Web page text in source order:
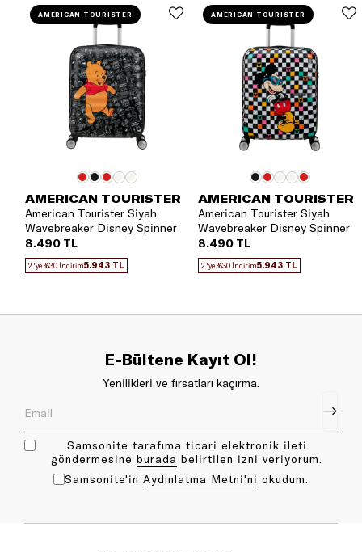
AMERICAN TOURISTER
American Tourister Siyah
Wavebreaker Disney Spinner
55 Kabin Boy Valiz
8.490 TL
2.'ye %30 İndirim5.943 TL
AMERICAN TOURISTER
AMERICAN TOURISTER
American Tourister Siyah
Wavebreaker Disney Spinner
55 Kabin Boy Valiz
8.490 TL
2.'ye %30 İndirim5.943 TL
AMERICAN TOURISTER
E-Bültene Kayıt Ol!
Yenilikleri ve fırsatları kaçırma.
Samsonite tarafıma ticari elektronik ileti
göndermesine bu rada belirtilen izni veriyorum.
Samsonite'in Aydınlatma Metni'ni okudum.